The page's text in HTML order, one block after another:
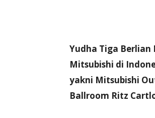
Yudha Tiga Berlian
Mitsubishi di
yakni Mitsubishi
Ballroom Ritz